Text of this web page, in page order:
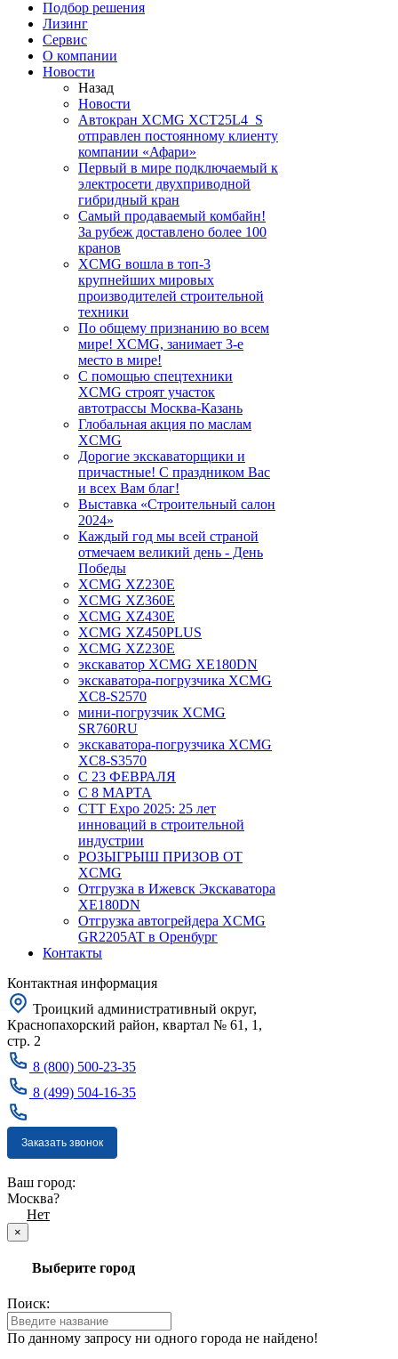
Подбор решения
Лизинг
Сервис
О компании
Новости
Назад
Новости
Автокран XCMG XCT25L4_S
отправлен постоянному клиенту
компании «Афари»
Первый в мире подключаемый к
электросети двухприводной
гибридный кран
Самый продаваемый комбайн!
За рубеж доставлено более 100
кранов
XCMG вошла в топ-3
крупнейших мировых
производителей строительной
техники
По общему признанию во всем
мире! XCMG, занимает 3-е
место в мире!
С помощью спецтехники
XCMG строят участок
автотрассы Москва-Казань
Глобальная акция по маслам
XCMG
Дорогие экскаваторщики и
причастные! С праздником Вас
и всех Вам благ!
Выставка «Строительный салон
2024»
Каждый год мы всей страной
отмечаем великий день - День
Победы
XCMG XZ230E
XCMG XZ360E
XCMG XZ430E
XCMG XZ450PLUS
XCMG XZ230E
экскаватор XCMG XE180DN
экскаватора-погрузчика XCMG
XC8-S2570
мини-погрузчик XCMG
SR760RU
экскаватора-погрузчика XCMG
XC8-S3570
С 23 ФЕВРАЛЯ
С 8 МАРТА
CTT Expo 2025: 25 лет
инноваций в строительной
индустрии
РОЗЫГРЫШ ПРИЗОВ ОТ
XCMG
Отгрузка в Ижевск Экскаватора
XE180DN
Отгрузка автогрейдера XCMG
GR2205AT в Оренбург
Контакты
Контактная информация
Троицкий административный округ,
Краснопахорский район, квартал № 61, 1,
стр. 2
8 (800) 500-23-35
8 (499) 504-16-35
Заказать звонок
Ваш город:
Москва?
Нет
×
Выберите город
Поиск:
По данному запросу ни одного города не найдено!